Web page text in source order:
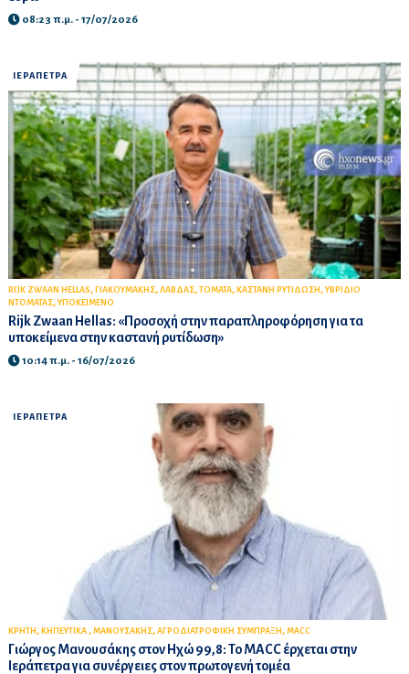
08:23 π.μ. - 17/07/2026
ΙΕΡΑΠΕΤΡΑ
RIJK ZWAAN HELLAS, ΓΙΑΚΟΥΜΑΚΗΣ, ΛΑΒΔΑΣ, ΤΟΜΑΤΑ, ΚΑΣΤΑΝΗ ΡΥΤΙΔΩΣΗ , ΥΒΡΙΔΙΟ
ΝΤΟΜΑΤΑΣ, ΥΠΟΚΕΙΜΕΝΟ
Rijk Zwaan Hellas: «Προσοχή στην παραπληροφόρηση για τα
υποκείμενα στην καστανή ρυτίδωση»
10:14 π.μ. - 16/07/2026
ΙΕΡΑΠΕΤΡΑ
ΚΡΗΤΗ , ΚΗΠΕΥΤΙΚΑ , ΜΑΝΟΥΣΑΚΗΣ, ΑΓΡΟΔΙΑΤΡΟΦΙΚΗ ΣΥΜΠΡΑΞΗ , MACC
Γιώργος Μανουσάκης στον Ηχώ 99,8: Το MACC έρχεται στην
Ιεράπετρα για συνέργειες στον πρωτογενή τομέα